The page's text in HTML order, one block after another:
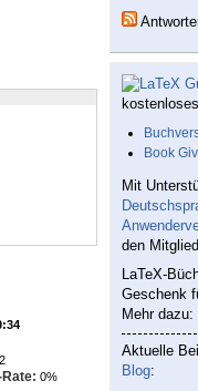
0%
Book
Mit
den
LaTeX-
Geschenk
Mehr dazu:
Aktuelle
Blog: